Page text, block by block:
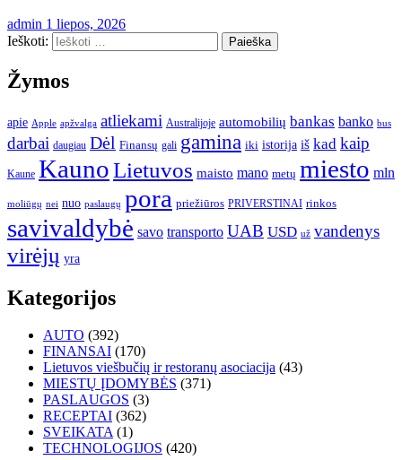
admin 1 liepos, 2026
Ieškoti:
Žymos
apie Apple apžvalga atliekami Australijoje automobilių bankas banko bus
darbai daugiau Dėl Finansų gali gamina iki istorija iš kad kaip
Kaune KaunoLietuvos maisto mano metų miesto mln
moliūgų nei nuo paslaugų pora priežiūros PRIVERSTINAI rinkos
savivaldybė savo transporto UAB USD už vandenys
virėjų yra
Kategorijos
AUTO (392)
FINANSAI (170)
Lietuvos viešbučių ir restoranų asociacija (43)
MIESTŲ ĮDOMYBĖS (371)
PASLAUGOS (3)
RECEPTAI (362)
SVEIKATA(1)
TECHNOLOGIJOS (420)